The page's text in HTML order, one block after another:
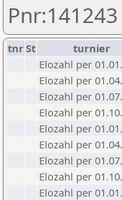
tnrSt turnier
Elozahl per
Elozahl per
Elozahl per
Elozahl per
Elozahl per
Elozahl per
Elozahl per
Elozahl per
Elozahl per